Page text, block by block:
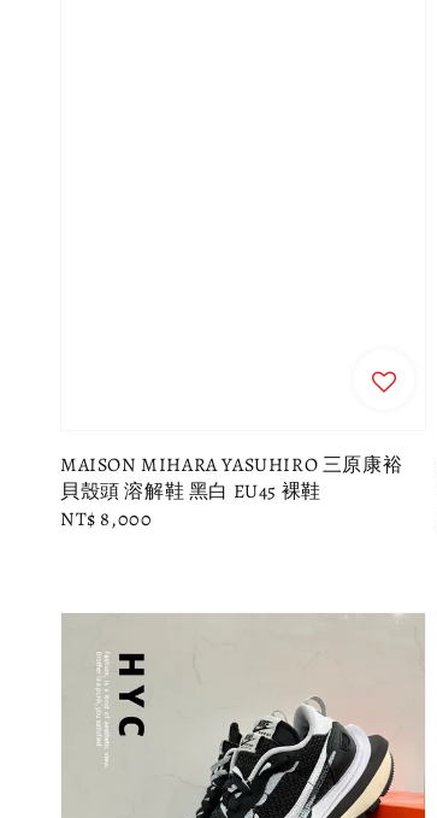
MAISON MIHARA YASUHIRO 三原康裕
貝殼頭 溶解鞋 黑白 EU45 裸鞋
Regular
NT$ 8,000